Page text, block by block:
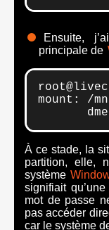
Ensuite,
principale de
mount: /
À ce stade, la
partition, elle,
système
signifiait
mot de passe
pas accéder
car le système